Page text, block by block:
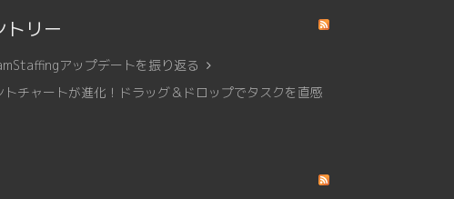
トリー
アップデートを振り返る
トチャートが進化！ドラッグ＆ドロップでタスクを直感